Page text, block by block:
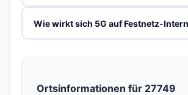
Wie wirkt sich 5G auf Festnetz-
Ortsinformationen für 27749